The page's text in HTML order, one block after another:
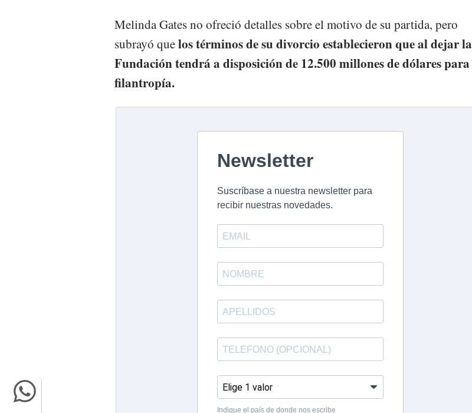
Melinda Gates no ofreció detalles sobre el motivo de su partida, pero
subrayó quelos términos de su divorcio establecieron que al dejar la
Fundación tendrá a disposición de 12.500 millones de dólares para
filantropía.